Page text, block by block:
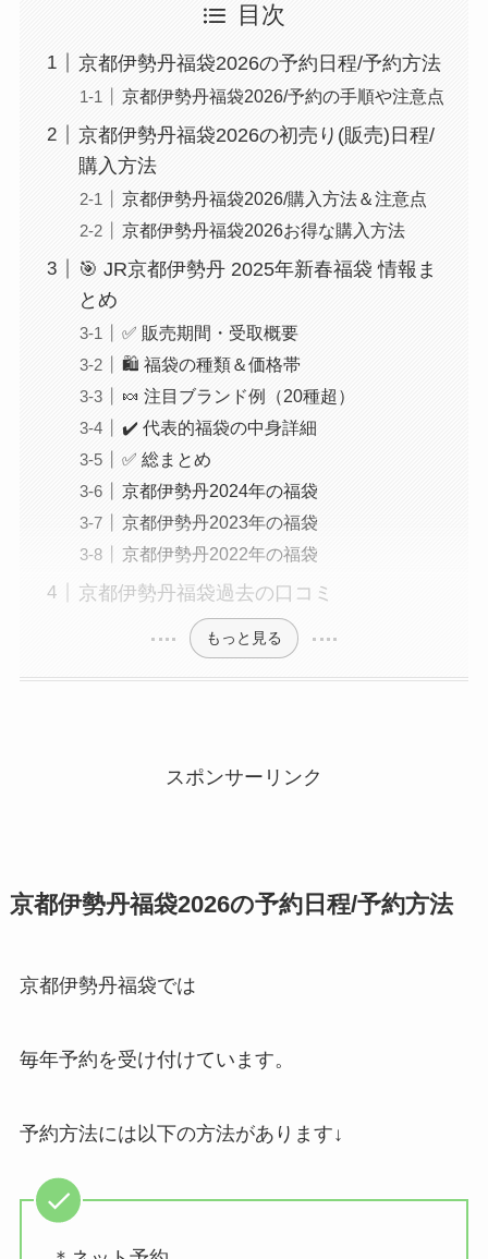
目次
京都伊勢丹福袋2026の予約日程/予約方法
京都伊勢丹福袋2026/予約の手順や注意点
京都伊勢丹福袋2026の初売り(販売)日程/
購入方法
京都伊勢丹福袋2026/購入方法＆注意点
京都伊勢丹福袋2026お得な購入方法
🎯 JR京都伊勢丹 2025年新春福袋 情報ま
とめ
✅ 販売期間・受取概要
🛍 福袋の種類＆価格帯
🍬 注目ブランド例（20種超）
✔️ 代表的福袋の中身詳細
✅ 総まとめ
京都伊勢丹2024年の福袋
京都伊勢丹2023年の福袋
京都伊勢丹2022年の福袋
京都伊勢丹福袋過去の口コミ
もっと見る
スポンサーリンク
京都伊勢丹福袋2026の予約日程/予約方法
京都伊勢丹福袋では
毎年予約を受け付けています。
予約方法には以下の方法があります↓